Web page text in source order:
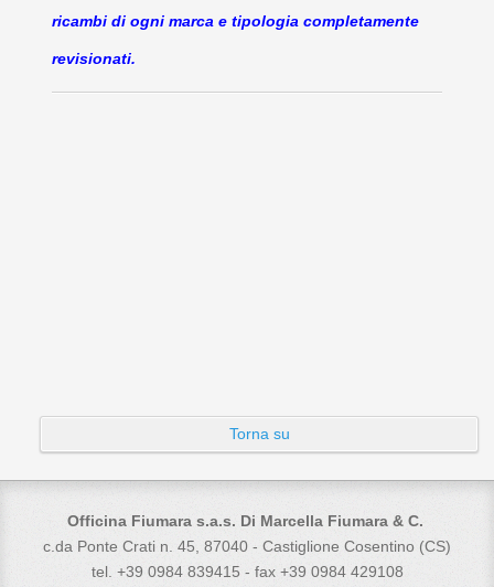
ricambi di ogni marca e tipologia completamente
revisionati.
Torna su
Officina Fiumara s.a.s. Di Marcella Fiumara & C.
c.da Ponte Crati n. 45, 87040 - Castiglione Cosentino (CS)
tel. +39 0984 839415 - fax +39 0984 429108